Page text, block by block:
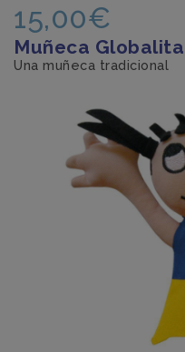
15,00€
Muñeca Globalita
Una muñeca tradicional